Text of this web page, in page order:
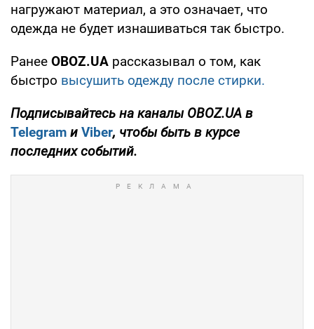
нагружают материал, а это означает, что
одежда не будет изнашиваться так быстро.
Ранее OBOZ.UA рассказывал о том, как
быстро высушить одежду после стирки.
Подписывайтесь на каналы OBOZ.UA в
Telegram и Viber, чтобы быть в курсе
последних событий.